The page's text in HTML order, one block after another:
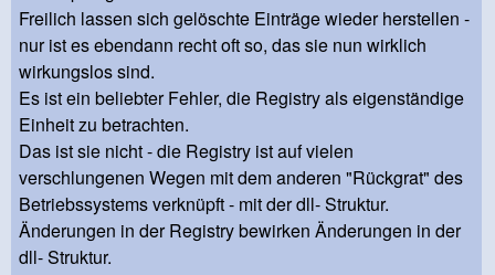
Freilich lassen sich gelöschte Einträge wieder herstellen -
nur ist es ebendann recht oft so, das sie nun wirklich
wirkungslos sind.
Es ist ein beliebter Fehler, die Registry als eigenständige
Einheit zu betrachten.
Das ist sie nicht - die Registry ist auf vielen
verschlungenen Wegen mit dem anderen "Rückgrat" des
Betriebssystems verknüpft - mit der dll- Struktur.
Änderungen in der Registry bewirken Änderungen in der
dll- Struktur.